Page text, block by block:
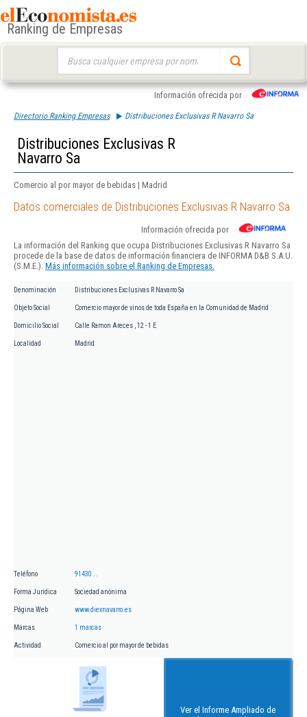
Ranking de Empresas
Información ofrecida por
Directorio Ranking Empresas Distribuciones Exclusivas R Navarro Sa
Distribuciones Exclusivas R
Navarro Sa
Comercio al por mayor de bebidas | Madrid
Datos comerciales de Distribuciones Exclusivas R Navarro Sa
Información ofrecida por
La información del Ranking que ocupa Distribuciones Exclusivas R Navarro Sa
procede de la base de datos de información financiera de INFORMA D&B S.A.U.
(S.M.E.). Más información sobre el Ranking de Empresas.
Denominación Distribuciones Exclusivas R Navarro Sa
Objeto Social Comercio mayor de vinos de toda España en la Comunidad de Madrid
Domicilio Social Calle Ramon Areces , 12 - 1 E
Localidad Madrid
Teléfono 91430...
Forma Jurídica Sociedad anónima
Página Web www.diexnavarro.es
Marcas 1 marcas
Actividad Comercio al por mayor de bebidas
Ver el Informe Ampliado de